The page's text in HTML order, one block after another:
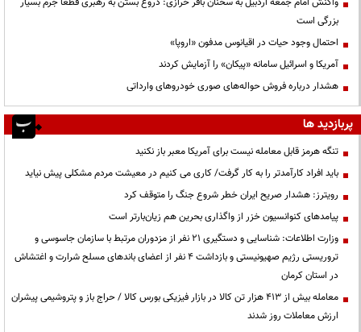
بزرگی است
احتمال وجود حیات در اقیانوس مدفون «اروپا»
آمریکا و اسرائیل سامانه «پیکان» را آزمایش کردند
هشدار درباره فروش حواله‌های صوری خودروهای وارداتی
پربازدید ها
تنگه هرمز قابل معامله نیست برای آمریکا معبر باز نکنید
باید افراد کارآمدتر را به کار گرفت/ کاری می کنیم در معیشت مردم مشکلی پیش نیاید
رویترز: هشدار صریح ایران خطر شروع جنگ را متوقف کرد
پیامدهای کنوانسیون خزر از واگذاری بحرین هم زیان‌بارتر است
وزارت اطلاعات: شناسایی و دستگیری ۲۱ نفر از مزدوران مرتبط با سازمان جاسوسی و
تروریستی رژیم صهیونیستی و بازداشت ۴ نفر از اعضای باندهای مسلح شرارت و اغتشاش
در استان کرمان
معامله بیش از ۴۱۳ هزار تن کالا در بازار فیزیکی بورس کالا / حراج باز و پتروشیمی پیشران
ارزش معاملات روز شدند